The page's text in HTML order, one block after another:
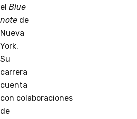
el Blue
note de
Nueva
York.
Su
carrera
cuenta
con colaboraciones
de